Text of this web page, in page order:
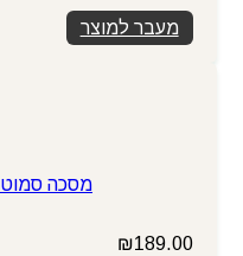
מעבר למוצר
מסכה סמוט SMOOTH שמן מרוקאי
₪189.00